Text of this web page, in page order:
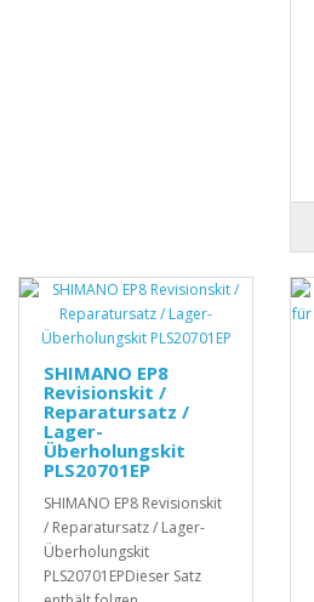
SHIMANO EP8
Revisionskit /
Reparatursatz /
Lager-
Überholungskit
PLS20701EP
SHIMANO EP8 Revisionskit
/ Reparatursatz / Lager-
Überholungskit
PLS20701EPDieser Satz